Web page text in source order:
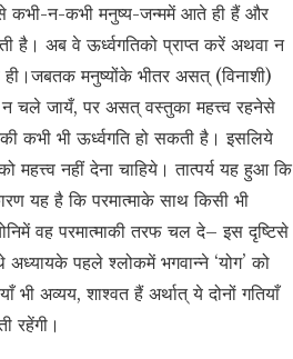
कभी-न-कभी मनुष्य-जन्ममें आते ही हैं और
है। अब वे ऊर्ध्वगतिको प्राप्त करें अथवा न
मनुष्योंके भीतर असत् (विनाशी)
चले जायँ, पर असत् वस्तुका महत्त्व रहनेसे
कभी भी ऊर्ध्वगति हो सकती है। इसलिये
नहीं देना चाहिये। तात्पर्य यह हुआ कि
यह है कि परमात्माके साथ किसी भी
वह परमात्माकी तरफ चल दे– इस दृष्टिसे
पहले श्लोकमें भगवान्ने ‘योग’ को
अव्यय, शाश्वत हैं अर्थात् ये दोनों गतियाँ
रहेंगी।